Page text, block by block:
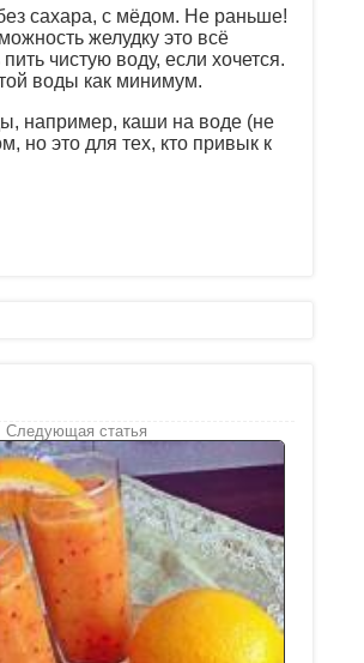
сахара, с мёдом. Не раньше!
желудку это всё
чистую воду, если хочется.
воды как минимум.
например, каши на воде (не
но это для тех, кто привык к
Следующая статья